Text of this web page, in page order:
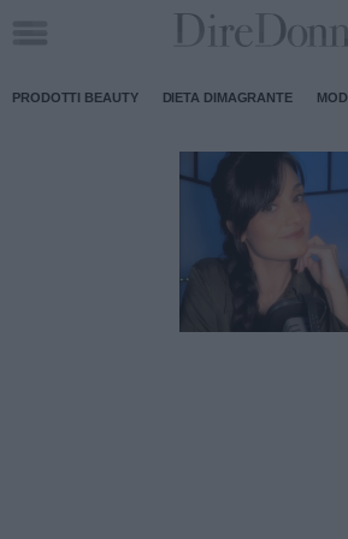
PRODOTTI BEAUTY DIETA DIMAGRANTE